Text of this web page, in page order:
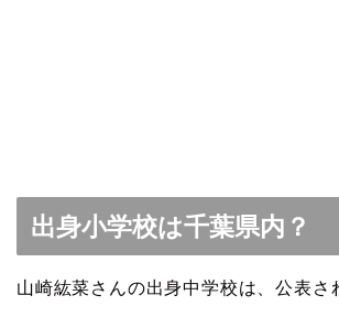
出身小学校は千葉県内？
山崎紘菜さんの出身中学校は、公表さ